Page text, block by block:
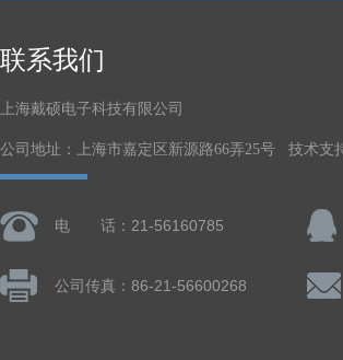
联系我们
上海戴硕电子科技有限公司
公司地址：上海市嘉定区新源路66弄25号 技术支
电 话：21-56160785
公司传真：86-21-56600268